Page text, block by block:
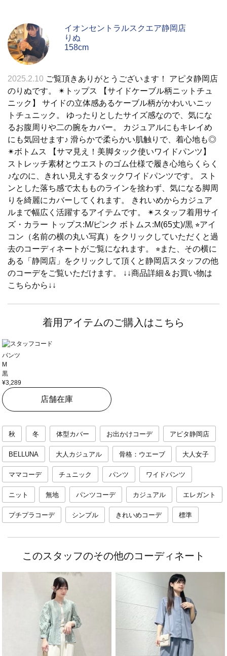
イオンセントラルスクエア静岡店
りぬ
158cm
2025.2.10 ご覧頂きありがとうございます！ アピタ静岡店
のりぬです。 ✴︎トップス 【サイドケーブル柄ニットチュ
ニック】 サイドの立体感あるケーブル柄がかわいいニッ
トチュニック。 ゆったりとしたサイズ感なので、気にな
るお腹周りや二の腕をカバー。 カジュアルにもキレイめ
にも気回せます♪ 滑らかで柔らかい肌触りで、着心地も◎
✴︎ボトムス 【サマ見え！美脚タック使いワイドパンツ】
ストレッチ素材とウエストのゴム仕様で履き心地らくらく
♪なのに、きれい見えするタックワイドパンツです。 スト
ンとした落ち感で太もものラインを捨わず、気になる脚周
りを綺麗にカバーしてくれます。 きれいめからカジュア
ルまで幅広く活躍するアイテムです。 ✴︎スタッフ着用サイ
ズ・カラー トップス:M/ピンク ボトムス:M(65丈)/黒 ⭐︎アイ
コン（名前の横の丸い写真）をクリックしていただくと過
去のコーディネートがご覧になれます。 ⭐︎また、その横に
ある「静岡店」をクリックして頂くと静岡店スタッフの他
のコーデをご覧いただけます。 ↓↓商品詳細＆お買い物は
こちらから↓↓
着用アイテムのご購入はこちら
パンツ
M
黒
¥3,289
店舗在庫
秋 冬 体型カバー お出かけコーデ アピタ静岡店
BELLUNA 大人カジュアル 骨格：ウエーブ 大人女子
ママコーデ チュニック パンツ ワイドパンツ
ニット 無地 パンツコーデ カジュアル エレガント
プチプラコーデ シンプル きれいめコーデ 標準
このスタッフのその他のコーディネート